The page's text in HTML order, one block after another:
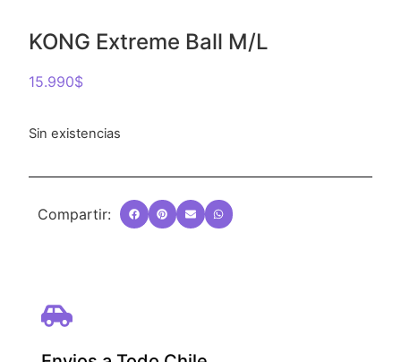
KONG Extreme Ball M/L
15.990$
Sin existencias
Compartir: